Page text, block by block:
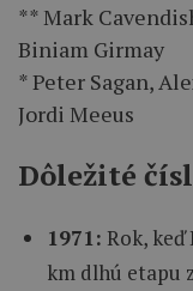
** Mark
Biniam Girmay
* Peter Sagan,
Jordi Meeus
Dôležité
1971: Rok,
km dlhú etapu